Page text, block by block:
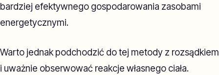
bardziej efektywnego gospodarowania zasobami
energetycznymi.
Warto jednak podchodzić do tej metody z rozsądkiem
i uważnie obserwować reakcje własnego ciała.